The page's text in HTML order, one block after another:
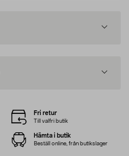
Fri retur
Till valfri butik
Hämta i butik
Beställ online, från butikslager